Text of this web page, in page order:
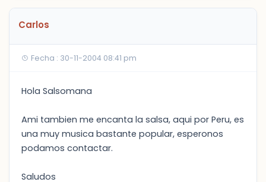
Carlos
Fecha : 30-11-2004 08:41 pm
Hola Salsomana
Ami tambien me encanta la salsa, aqui por Peru, es
una muy musica bastante popular, esperonos
podamos contactar.
Saludos